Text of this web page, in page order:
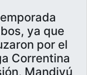
ya que
por el
Correntina
Mandiyú